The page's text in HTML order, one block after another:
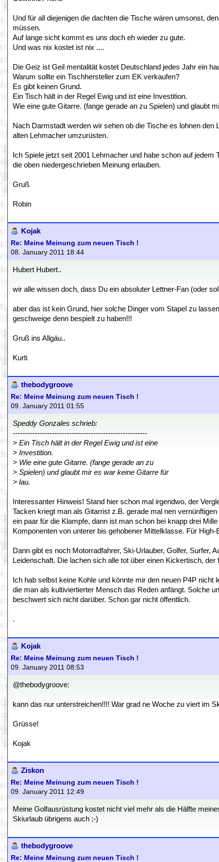
Und für all diejenigen die dachten die Tische wären umsonst,
müssen.
Auf lange sicht kommt es uns doch eh wieder zu gute.
Und was nix kostet ist nix ....
Die Geiz ist Geil mentalität kostet Deutschland jedes Jahr ein
Warum sollte ein Tischhersteller zum EK verkaufen?
Es gibt keinen Grund.
Ein Tisch hält in der Regel Ewig und ist eine Investition.
Wie eine gute Gitarre. (fange gerade an zu Spielen) und glaubt
Nach Darmstadt werden wir sehen ob die Tische es lohnen
alten Lehmacher umzurüsten.
Ich Spiele jetzt seit 2001 Lehmacher und habe schon auf
die oben niedergeschrieben Meinung erlauben.
Gruß
Robin
Kojak
Re: Meine Meinung zum neuen Tisch !
08. January 2011 18:44
Hubert Hubert..
wir alle wissen doch, dass Du ein absoluter Lettner-Fan (oder
aber das ist kein Grund, hier solche Dinger vom Stapel zu
geschweige denn bespielt zu haben!!!
Gruß ins Allgäu..
Kurti
thebodygroove
Re: Meine Meinung zum neuen Tisch !
09. January 2011 01:55
Speddy Gonzales schrieb:
-------------------------------------------------------
> Ein Tisch hält in der Regel Ewig und ist eine
> Investition.
> Wie eine gute Gitarre. (fange gerade an zu
> Spielen) und glaubt mir es war keine Gitarre für
> lau.
Interessanter Hinweis! Stand hier schon mal irgendwo, der
Tacken kriegt man als Gitarrist z.B. gerade mal nen
ein paar für die Klampfe, dann ist man schon bei knapp drei
Komponenten von unterer bis gehobener Mittelklasse. Für
Dann gibt es noch Motorradfahrer, Ski-Urlauber, Golfer, Surfer,
Leidenschaft. Die lachen sich alle tot über einen Kickertisch,
Ich hab selbst keine Kohle und könnte mir den neuen P4P
die man als kultiviertierter Mensch das Reden anfängt. Solche
beschwert sich nicht darüber. Schon gar nicht öffentlich.
.
Kojak
Re: Meine Meinung zum neuen Tisch !
09. January 2011 08:53
@thebodygroove:
kann das nur unterstreichen!!!! War grad ne Woche zu viert im
Grüsse!
Kojak
Ziskon
Re: Meine Meinung zum neuen Tisch !
09. January 2011 12:49
Meine Golfausrüstung kostet nicht viel mehr als die Hälfte
Skiurlaub übrigens auch ;-)
thebodygroove
Re: Meine Meinung zum neuen Tisch !